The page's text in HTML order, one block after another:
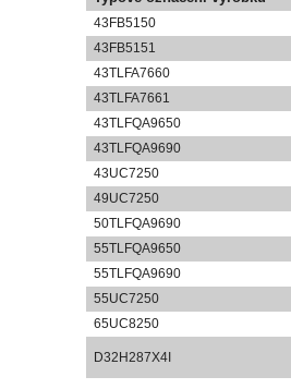
43FB5150
43FB5151
43TLFA7660
43TLFA7661
43TLFQA9650
43TLFQA9690
43UC7250
49UC7250
50TLFQA9690
55TLFQA9650
55TLFQA9690
55UC7250
65UC8250
D32H287X4I